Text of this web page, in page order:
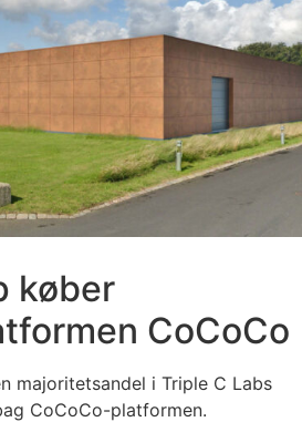
køber
CoCoCo
majoritetsandel i Triple C Labs
CoCoCo-platformen.